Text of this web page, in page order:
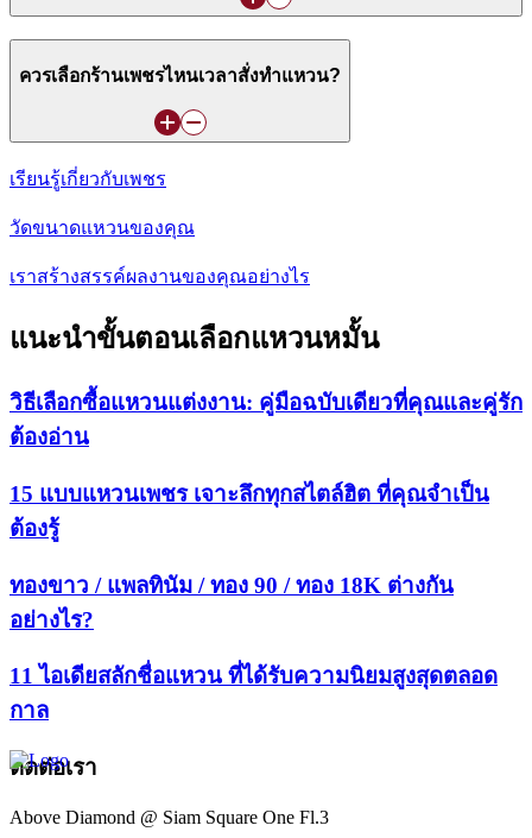
ควรเลือกร้านเพชรไหนเวลาสั่งทำแหวน?
เรียนรู้เกี่ยวกับเพชร
วัดขนาดแหวนของคุณ
เราสร้างสรรค์ผลงานของคุณอย่างไร
แนะนำขั้นตอนเลือกแหวนหมั้น
วิธีเลือกซื้อแหวนแต่งงาน: คู่มือฉบับเดียวที่คุณและคู่รัก
ต้องอ่าน
15 แบบแหวนเพชร เจาะลึกทุกสไตล์ฮิต ที่คุณจำเป็น
ต้องรู้
ทองขาว / แพลทินัม / ทอง 90 / ทอง 18K ต่างกัน
อย่างไร?
11 ไอเดียสลักชื่อแหวน ที่ได้รับความนิยมสูงสุดตลอด
กาล
ติดต่อเรา
Above Diamond @ Siam Square One Fl.3